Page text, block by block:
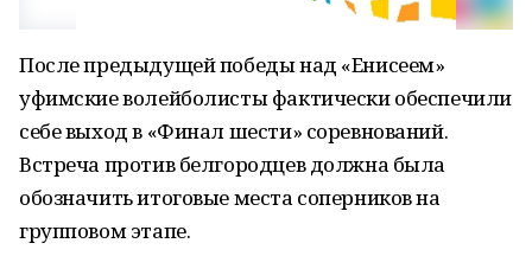
После предыдущей победы над «Енисеем»
уфимские волейболисты фактически обеспечили
себе выход в «Финал шести» соревнований.
Встреча против белгородцев должна была
обозначить итоговые места соперников на
групповом этапе.